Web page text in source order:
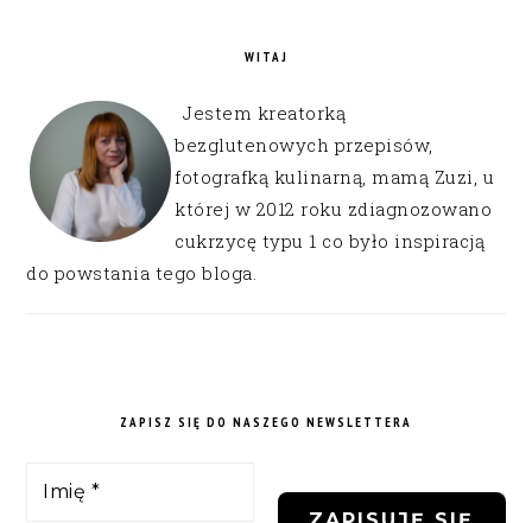
WITAJ
Jestem kreatorką
bezglutenowych przepisów,
fotografką kulinarną, mamą Zuzi, u
której w 2012 roku zdiagnozowano
cukrzycę typu 1 co było inspiracją
do powstania tego bloga.
ZAPISZ SIĘ DO NASZEGO NEWSLETTERA